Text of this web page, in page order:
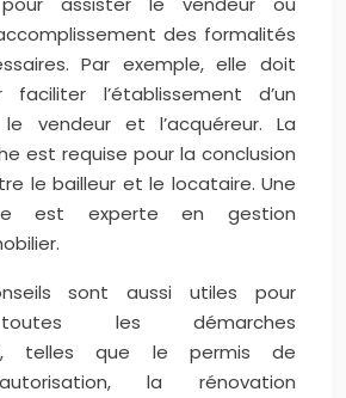
des formalités
Par exemple, elle doit
faciliter l’établissement d’un
vendeur et l’acquéreur. La
est requise pour la conclusion
le bailleur et le locataire. Une
est experte en gestion
sont aussi utiles pour
les démarches
telles que le permis de
la rénovation